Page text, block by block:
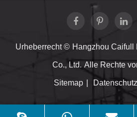
Urheberrecht © Hangzhou Caifull
Co., Ltd. Alle Rechte
Sitemap